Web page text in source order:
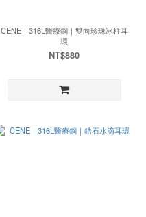
CENE｜316L醫療鋼｜雙向珍珠冰柱耳
環
NT$880